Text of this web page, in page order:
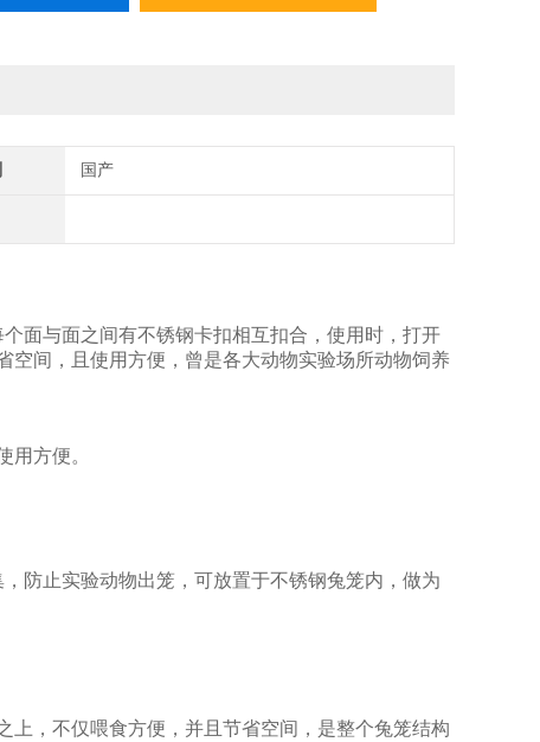
国产
面与面之间有不锈钢卡扣相互扣合，使用时，打开
空间，且使用方便，曾是各大动物实验场所动物饲养
用方便。
防止实验动物出笼，可放置于不锈钢兔笼内， 做为
，不仅喂食方便，并且节省空间，是整个兔笼结构